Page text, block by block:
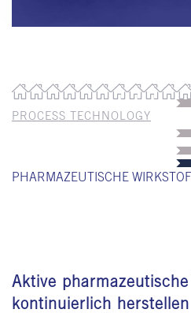
PROCESS TECHNOLOGY
PHARMAZEUTISCHE
Aktive
kontinuierlich herstellen